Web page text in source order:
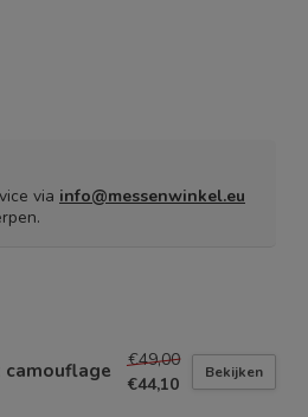
via info@messenwinkel.eu
€49,00
€44,10
Bekijken